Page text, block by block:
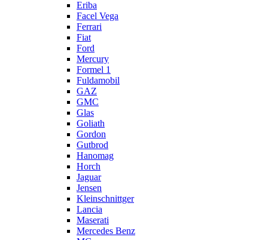
Eriba
Facel Vega
Ferrari
Fiat
Ford
Mercury
Formel 1
Fuldamobil
GAZ
GMC
Glas
Goliath
Gordon
Gutbrod
Hanomag
Horch
Jaguar
Jensen
Kleinschnittger
Lancia
Maserati
Mercedes Benz